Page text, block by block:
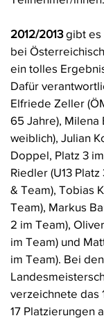
2012/2013gibt es
bei
ein tolles
Dafür
Elfriede Zeller
65 Jahre), Milena
weiblich), Julian
Doppel, Platz 3
Riedler (U13
& Team), Tobias
Team), Markus
2 im Team),
im Team) und
im Team). Bei
verzeichnete das
17 Platzierungen